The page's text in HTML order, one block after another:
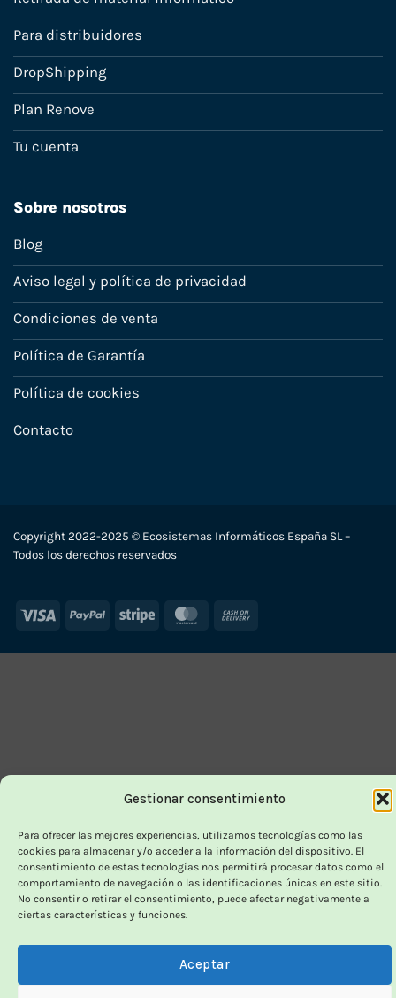
Gestionar consentimiento
Para ofrecer las mejores experiencias, utilizamos tecnologías como las
cookies para almacenar y/o acceder a la información del dispositivo. El
consentimiento de estas tecnologías nos permitirá procesar datos como el
comportamiento de navegación o las identificaciones únicas en este sitio.
No consentir o retirar el consentimiento, puede afectar negativamente a
ciertas características y funciones.
Aceptar
Para distribuidores
DropShipping
Plan Renove
Tu cuenta
Sobre nosotros
Blog
Aviso legal y política de privacidad
Condiciones de venta
Política de Garantía
Política de cookies
Contacto
Copyright 2022-2025 © Ecosistemas Informáticos España SL –
Todos los derechos reservados
Visa PayPal Stripe MasterCard